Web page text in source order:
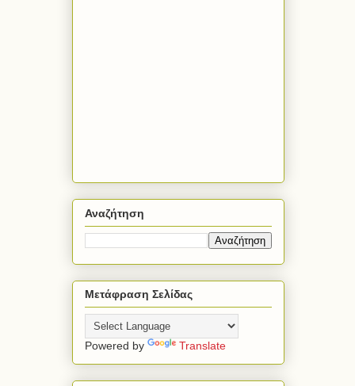
Αναζήτηση
Μετάφραση Σελίδας
Powered by Translate